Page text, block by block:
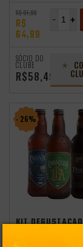
R$ 91,99
R$
64,99
+
-
SÓCIO DO
CLUBE
R$58,49
- 26%
KIT
LOUVADA SEM